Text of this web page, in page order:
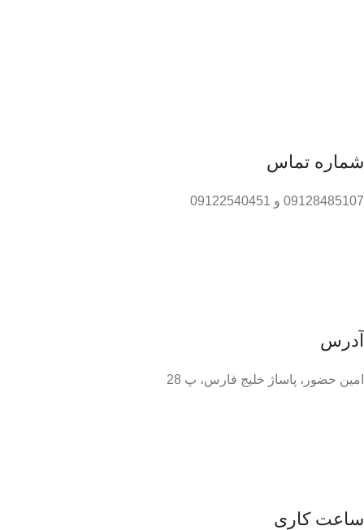
شماره تماس
09128485107 و 09122540451
آدرس
امین حضور، پاساژ خلیج فارس، پ 28
ساعت کاری